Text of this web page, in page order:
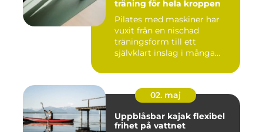
träning för hela kroppen
Pilates med maskiner har
vuxit från en nischad
träningsform till ett
självklart inslag i många
02. maj
Uppblåsbar kajak flexibel
frihet på vattnet